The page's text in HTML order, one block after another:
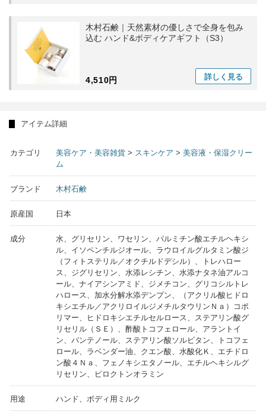
木村石鹸｜天然素材の優しさで全身を包み
込む ハンド&ボディケアギフト（S3）
4,510円 詳しく 見る
アイテム詳細
カテゴリ 美容ケア・美容雑貨 > スキンケア > 美容液・保湿クリー
ム
ブランド 木村石鹸
原産国 日本
成分
水、グリセリン、ワセリン、パルミチン酸エチルヘキシ
ル、イソペンチルジオール、ラウロイルグルタミン酸ジ
（フィトステリル／オクチルドデシル）、トレハロー
ス、ジグリセリン、水添レシチン、水添ナタネ油アルコ
ール、ナイアシンアミド、ジメチコン、グリコシルトレ
ハロース、加水分解水添デンプン、（アクリル酸ヒドロ
キシエチル／アクリロイルジメチルタウリンＮａ）コポ
リマー、ヒドロキシエチルセルロース、ステアリン酸グ
リセリル（ＳＥ）、酢酸トコフェロール、アラントイ
ン、パンテノール、ステアリン酸ソルビタン、トコフェ
ロール、ラベンダー油、クエン酸、水酸化Ｋ、エチドロ
ン酸４Ｎａ、フェノキシエタノール、エチルヘキシルグ
リセリン、ピロクトンオラミン
用途 ハンド、ボディ用ミルク